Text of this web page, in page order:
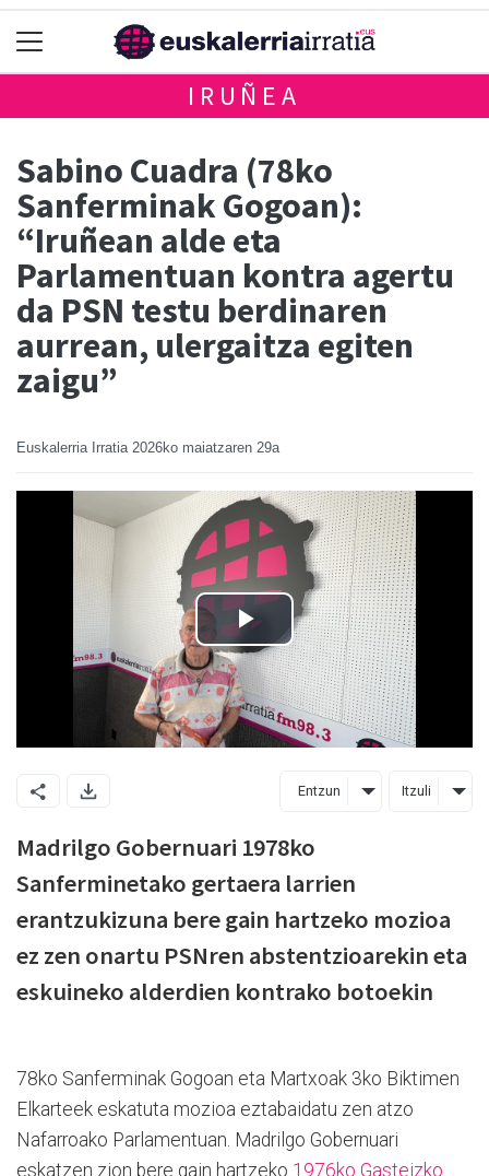
IRUÑEA
Sabino Cuadra (78ko
Sanferminak Gogoan):
“Iruñean alde eta
Parlamentuan kontra agertu
da PSN testu berdinaren
aurrean, ulergaitza egiten
zaigu”
Euskalerria Irratia 2026ko maiatzaren 29a
Entzun Itzuli
Madrilgo Gobernuari 1978ko
Sanferminetako gertaera larrien
erantzukizuna bere gain hartzeko mozioa
ez zen onartu PSNren abstentzioarekin eta
eskuineko alderdien kontrako botoekin
78ko Sanferminak Gogoan eta Martxoak 3ko Biktimen
Elkarteek eskatuta mozioa eztabaidatu zen atzo
Nafarroako Parlamentuan. Madrilgo Gobernuari
eskatzen zion bere gain hartzeko 1976ko Gasteizko